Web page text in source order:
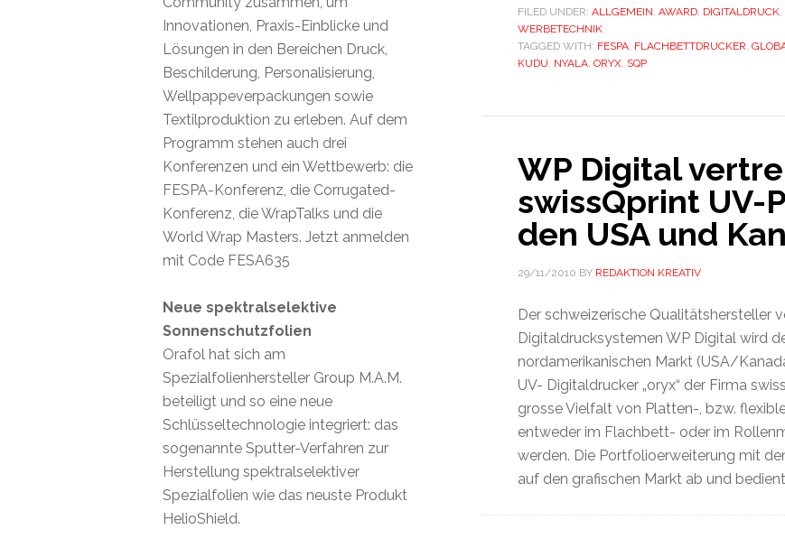
FILED UNDER: ALLGEMEIN, AWARD, DIGITALDRUCK,
WERBETECHNIK
TAGGED WITH: FESPA, FLACHBETTDRUCKER,
KUDU, NYALA, ORYX, SQP
WP Digital
swissQprint UV-
den USA und
29/11/2010 BY REDAKTION KREATIV
Der schweizerische Qualitätshersteller
Digitaldrucksystemen WP Digital wird
nordamerikanischen Markt (USA/
UV- Digitaldrucker „oryx“ der Firma
grosse Vielfalt von Platten-, bzw.
entweder im Flachbett- oder im
werden. Die Portfolioerweiterung mit
auf den grafischen Markt ab und
Innovationen, Praxis-Einblicke und
Lösungen in den Bereichen Druck,
Beschilderung, Personalisierung,
Wellpappeverpackungen sowie
Textilproduktion zu erleben. Auf dem
Programm stehen auch drei
Konferenzen und ein Wettbewerb: die
FESPA-Konferenz, die Corrugated-
Konferenz, die WrapTalks und die
World Wrap Masters. Jetzt anmelden
mit Code FESA635
Neue spektralselektive
Sonnenschutzfolien
Orafol hat sich am
Spezialfolienhersteller Group M.A.M.
beteiligt und so eine neue
Schlüsseltechnologie integriert: das
sogenannte Sputter-Verfahren zur
Herstellung spektralselektiver
Spezialfolien wie das neuste Produkt
HelioShield.